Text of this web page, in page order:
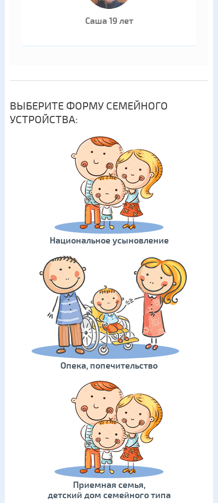
Саша 19 лет
ВЫБЕРИТЕ ФОРМУ СЕМЕЙНОГО
УСТРОЙСТВА:
Национальное усыновление
Опека, попечительство
Приемная семья,
детский дом семейного типа